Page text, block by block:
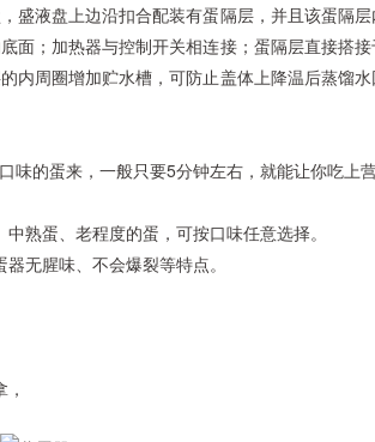
液盘上边沿扣合配装有蛋隔层，并且该蛋隔
；加热器与控制开关相连接；蛋隔层直接搭
周圈增加贮水槽，可防止盖体上降温后蒸馏
味的蛋来，一般只要5分钟左右，就能让你吃上
熟蛋、老程度的蛋，可按口味任意选择。
无腥味、不会爆裂等特点。